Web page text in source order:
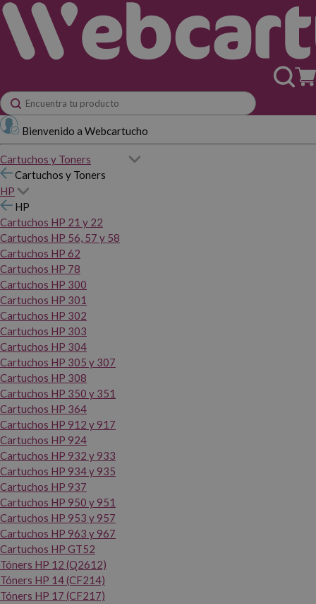
Bienvenido a Webcartucho
Cartuchos y Toners
Cartuchos y Toners
HP
HP
Cartuchos HP 21 y 22
Cartuchos HP 56, 57 y 58
Cartuchos HP 62
Cartuchos HP 78
Cartuchos HP 300
Cartuchos HP 301
Cartuchos HP 302
Cartuchos HP 303
Cartuchos HP 304
Cartuchos HP 305 y 307
Cartuchos HP 308
Cartuchos HP 350 y 351
Cartuchos HP 364
Cartuchos HP 912 y 917
Cartuchos HP 924
Cartuchos HP 932 y 933
Cartuchos HP 934 y 935
Cartuchos HP 937
Cartuchos HP 950 y 951
Cartuchos HP 953 y 957
Cartuchos HP 963 y 967
Cartuchos HP GT52
Tóners HP 12 (Q2612)
Tóners HP 14 (CF214)
Tóners HP 17 (CF217)